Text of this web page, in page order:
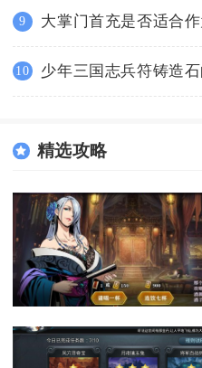
9 大掌门首充是否适合
10 少年三国志兵符铸造
精选攻略